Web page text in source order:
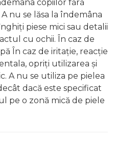
copiilor fără
nu se lăsa la îndemâna
piese mici sau detalii
cu ochii. În caz de
În caz de iritație, reacție
opriți utilizarea și
A nu se utiliza pe pielea
dacă este specificat
pe o zonă mică de piele